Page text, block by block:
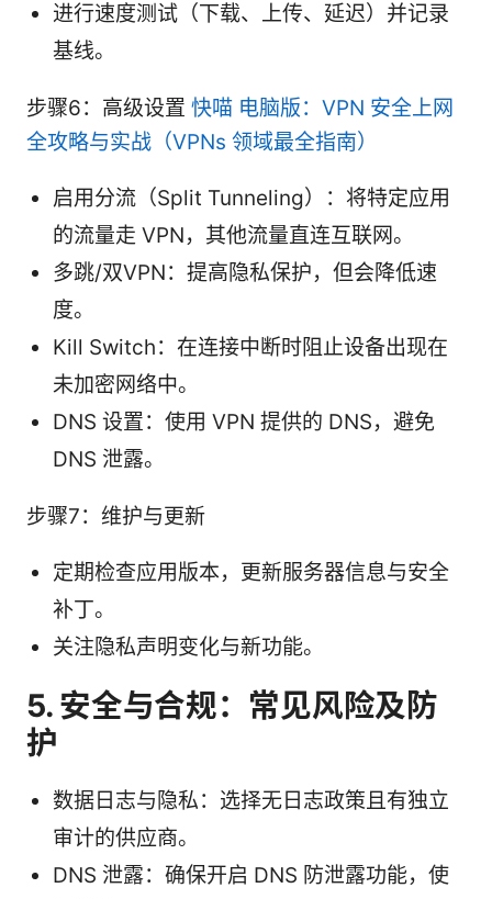
进行速度测试（下载、上传、延迟）并记录
基线。
步骤6：高级设置 快喵 电脑版：VPN 安全上网
全攻略与实战（VPNs 领域最全指南）
启用分流（Split Tunneling）：将特定应用
的流量走 VPN，其他流量直连互联网。
多跳/双VPN：提高隐私保护，但会降低速
度。
Kill Switch：在连接中断时阻止设备出现在
未加密网络中。
DNS 设置：使用 VPN 提供的 DNS，避免
DNS 泄露。
步骤7：维护与更新
定期检查应用版本，更新服务器信息与安全
补丁。
关注隐私声明变化与新功能。
5. 安全与合规：常见风险及防
护
数据日志与隐私：选择无日志政策且有独立
审计的供应商。
DNS 泄露：确保开启 DNS 防泄露功能，使